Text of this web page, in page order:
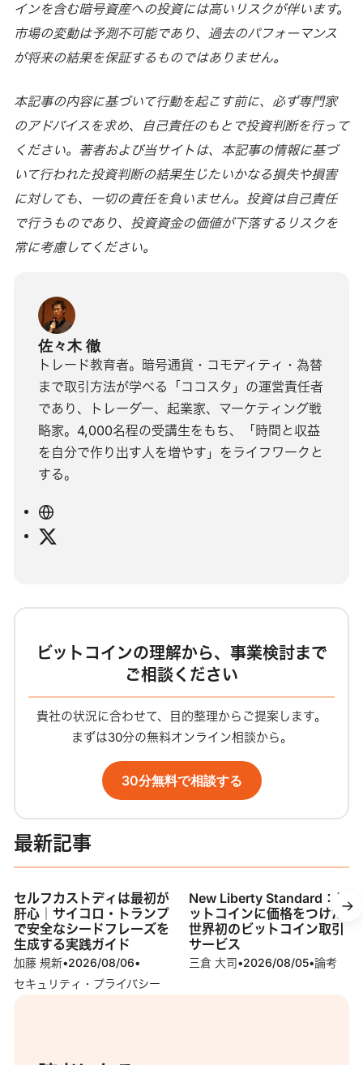
インを含む暗号資産への投資には高いリスクが伴います。
市場の変動は予測不可能であり、過去のパフォーマンス
が将来の結果を保証するものではありません。
本記事の内容に基づいて行動を起こす前に、必ず専門家
のアドバイスを求め、自己責任のもとで投資判断を行って
ください。著者および当サイトは、本記事の情報に基づ
いて行われた投資判断の結果生じたいかなる損失や損害
に対しても、一切の責任を負いません。投資は自己責任
で行うものであり、投資資金の価値が下落するリスクを
常に考慮してください。
佐々木 徹
トレード教育者。暗号通貨・コモディティ・為替
まで取引方法が学べる「ココスタ」の運営責任者
であり、トレーダー、起業家、マーケティング戦
略家。4,000名程の受講生をもち、「時間と収益
を自分で作り出す人を増やす」をライフワークと
する。
ウ
ェ
イ
ビットコインの理解から、事業検討まで
ご相談ください
貴社の状況に合わせて、目的整理からご提案します。
まずは30分の無料オンライン相談から。
30分無料で相談する
最新記事
セルフカストディは最初が
肝心｜サイコロ・トランプ
で安全なシードフレーズを
生成する実践ガイド
加藤 規新•2026/08/06•
セキュリティ・プライバシー
New Liberty Standard：ビ
ットコインに価格をつけた
世界初のビットコイン取引
サービス
三倉 大司•2026/08/05•論考